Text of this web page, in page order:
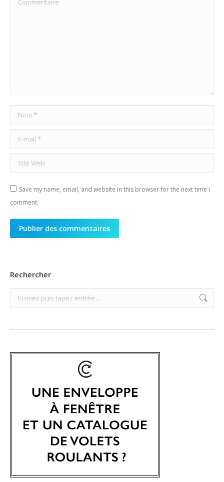
Nom *
E-mail *
Site Web
Save my name, email, and website in this browser for the next time I
comment.
Publier des commentaires
Rechercher
Search: